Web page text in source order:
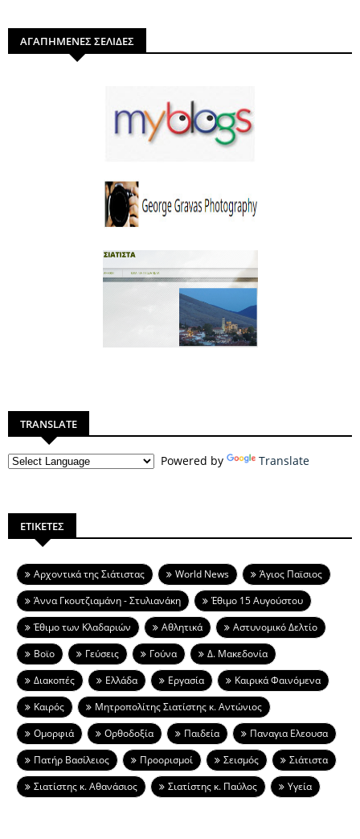
ΑΓΑΠΗΜΕΝΕΣ ΣΕΛΙΔΕΣ
TRANSLATE
Powered by Translate
ΕΤΙΚΕΤΕΣ
Aρχοντικά της Σιάτιστας World News
Άγιος Παϊσιος
Άννα Γκουτζιαμάνη - Στυλιανάκη
Έθιμο 15 Αυγούστου
Έθιμο των Κλαδαριών
Αθλητικά
Αστυνομικό Δελτίο
Βοϊο
Γεύσεις Γούνα
Δ. Μακεδονία
Διακοπές
Ελλάδα Εργασία
Καιρικά Φαινόμενα
Καιρός
Μητροπολίτης Σιατίστης κ. Αντώνιος
Ομορφιά
Ορθοδοξία Παιδεία
Παναγια Ελεουσα
Πατήρ Βασίλειος
Προορισμοί Σεισμός
Σιάτιστα
Σιατίστης κ. Αθανάσιος
Σιατίστης κ. Παύλος Υγεία